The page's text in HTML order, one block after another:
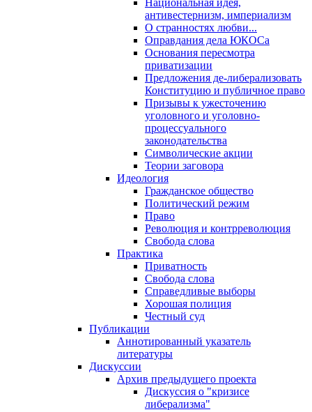
Национальная идея,
антивестернизм, империализм
О странностях любви...
Оправдания дела ЮКОСа
Основания пересмотра
приватизации
Предложения де-либерализовать
Конституцию и публичное право
Призывы к ужесточению
уголовного и уголовно-
процессуального
законодательства
Символические акции
Теории заговора
Идеология
Гражданское общество
Политический режим
Право
Революция и контрреволюция
Свобода слова
Практика
Приватность
Свобода слова
Справедливые выборы
Хорошая полиция
Честный суд
Публикации
Аннотированный указатель
литературы
Дискуссии
Архив предыдущего проекта
Дискуссия о "кризисе
либерализма"